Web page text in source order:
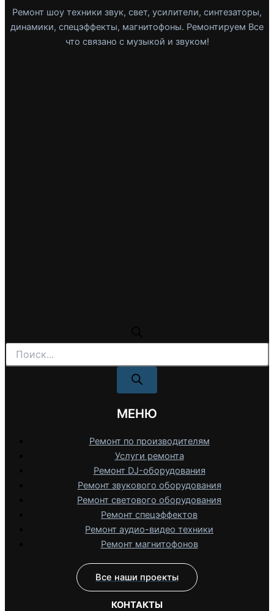
Ремонт шоу техники звук, свет, усилители, синтезаторы,
динамики, спецэффекты, магнитофоны. Ремонтируем Все
что связано с музыкой и звуком!
Поиск
товаров
МЕНЮ
Ремонт по производителям
Услуги ремонта
Ремонт DJ-оборудования
Ремонт звукового оборудования
Ремонт светового оборудования
Ремонт спецэффектов
Ремонт аудио-видео техники
Ремонт магнитофонов
Все наши проекты
КОНТАКТЫ